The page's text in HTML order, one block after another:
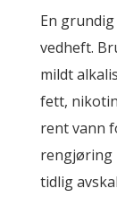
En
vedheft.
mildt
fett,
rent vann
rengjøring
tidlig